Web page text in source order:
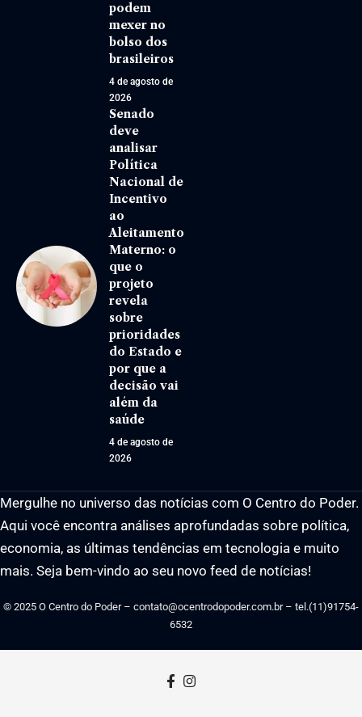
podem
mexer no
bolso dos
brasileiros
4 de agosto de
2026
Senado
deve
analisar
Política
Nacional de
Incentivo
ao
Aleitamento
Materno: o
que o
projeto
revela
sobre
prioridades
do Estado e
por que a
decisão vai
além da
saúde
4 de agosto de
2026
Mergulhe no universo das notícias com O Centro do Poder.
Aqui você encontra análises aprofundadas sobre política,
economia, as últimas tendências em tecnologia e muito
mais. Seja bem-vindo ao seu novo feed de notícias!
© 2025 O Centro do Poder – contato@ocentrodopoder.com.br– tel.(11)91754-
6532